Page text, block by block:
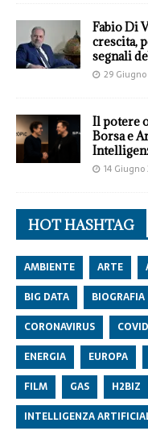
Fabio Di
crescita,
segnali
29
Il potere
Borsa e
14
HOT HASHTAG
AMBIENTE ARTE
BIG DATA
BIOGRAFIA
CORONAVIRUS
ENERGIA
EUROPA
FILM
GAS H2BIZ
INTELLIGENZA